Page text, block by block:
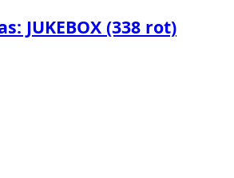
JUKEBOX (338 rot)